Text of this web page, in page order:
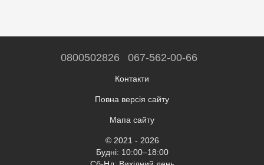
0800502826 067-562-00-66
Контакти
Повна версія сайту
Мапа сайту
© 2021 - 2026
Будні: 10:00–18:00